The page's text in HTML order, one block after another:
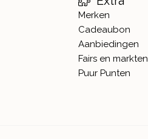
Merken
Cadeaubon
Aanbiedingen
Fairs en markten
Puur Punten